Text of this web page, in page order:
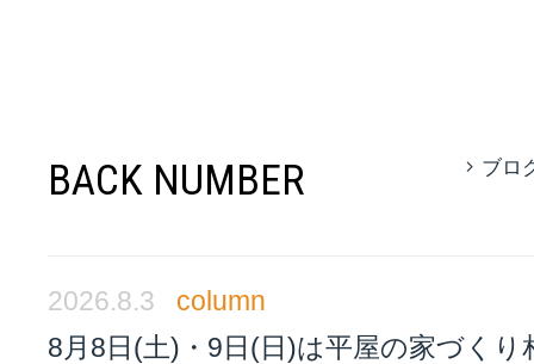
BACK NUMBER ブロ
2026.8.3
column
8月8日(土)・9日(日)は平屋の家づくり